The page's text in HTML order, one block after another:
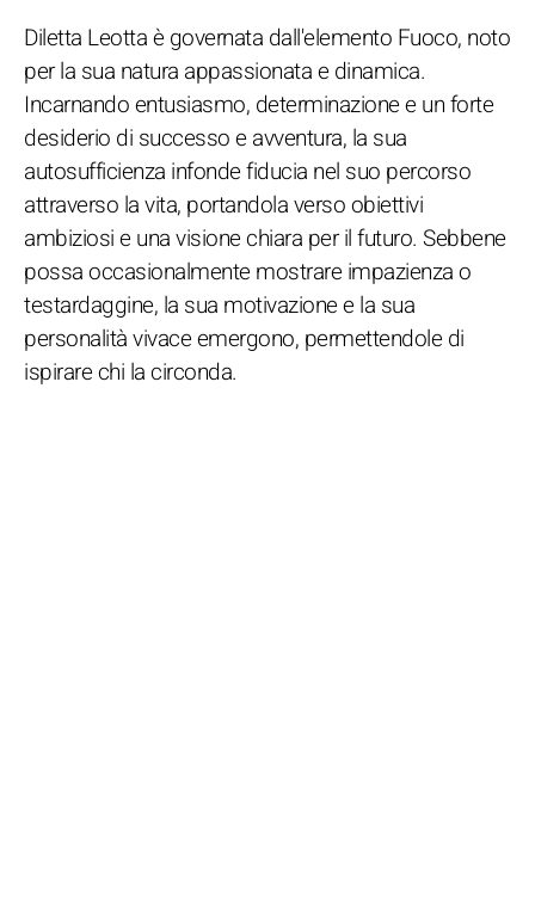
Diletta Leotta è governata dall'elemento Fuoco, noto
per la sua natura appassionata e dinamica.
Incarnando entusiasmo, determinazione e un forte
desiderio di successo e avventura, la sua
autosufficienza infonde fiducia nel suo percorso
attraverso la vita, portandola verso obiettivi
ambiziosi e una visione chiara per il futuro. Sebbene
possa occasionalmente mostrare impazienza o
testardaggine, la sua motivazione e la sua
personalità vivace emergono, permettendole di
ispirare chi la circonda.